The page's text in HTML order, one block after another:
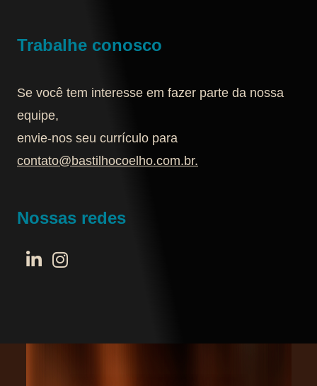
Trabalhe conosco
Se você tem interesse em fazer parte da nossa
equipe,
envie-nos seu currículo para
contato@bastilhocoelho.com.br.
Nossas redes